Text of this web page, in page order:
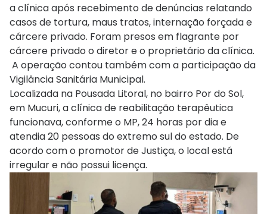
a clínica após recebimento de denúncias relatando
casos de tortura, maus tratos, internação forçada e
cárcere privado. Foram presos em flagrante por
cárcere privado o diretor e o proprietário da clínica.
A operação contou também com a participação da
Vigilância Sanitária Municipal.
Localizada na Pousada Litoral, no bairro Por do Sol,
em Mucuri, a clínica de reabilitação terapêutica
funcionava, conforme o MP, 24 horas por dia e
atendia 20 pessoas do extremo sul do estado. De
acordo com o promotor de Justiça, o local está
irregular e não possui licença.